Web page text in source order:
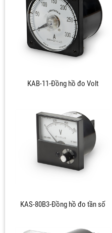
KAB-11-Đồng hồ đo Volt
KAS-80B3-Đồng hồ đo tần số